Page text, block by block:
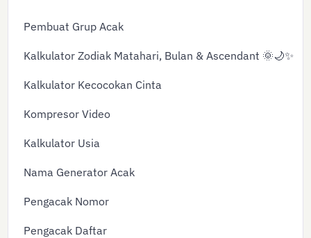
Pembuat Grup Acak
Kalkulator Zodiak Matahari, Bulan & Ascendant 🌞🌙✨
Kalkulator Kecocokan Cinta
Kompresor Video
Kalkulator Usia
Nama Generator Acak
Pengacak Nomor
Pengacak Daftar